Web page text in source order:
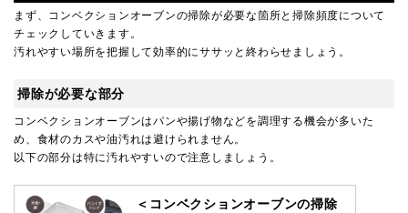
まず、コンベクションオーブンの掃除が必要な箇所と掃除頻度について
チェックしていきます。
汚れやすい場所を把握して効率的にササッと終わらせましょう。
掃除が必要な部分
コンベクションオーブンはパンや揚げ物などを調理する機会が多いた
め、食材のカスや油汚れは避けられません。
以下の部分は特に汚れやすいので注意しましょう。
＜コンベクションオーブンの掃除